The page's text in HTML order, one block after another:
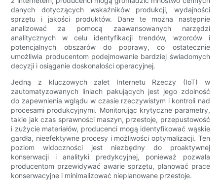
danych dotyczących wskaźników produkcji, wydajności
sprzętu i jakości produktów. Dane te można następnie
analizować za pomocą zaawansowanych narzędzi
analitycznych w celu identyfikacji trendów, wzorców i
potencjalnych obszarów do poprawy, co ostatecznie
umożliwia producentom podejmowanie bardziej świadomych
decyzji i osiąganie doskonałości operacyjnej.
Jedną z kluczowych zalet Internetu Rzeczy (IoT) w
zautomatyzowanych liniach pakujących jest jego zdolność
do zapewnienia wglądu w czasie rzeczywistym i kontroli nad
procesami produkcyjnymi. Monitorując krytyczne parametry,
takie jak czas sprawności maszyn, przestoje, przepustowość
i zużycie materiałów, producenci mogą identyfikować wąskie
gardła, nieefektywne procesy i możliwości optymalizacji. Ten
poziom widoczności jest niezbędny do proaktywnej
konserwacji i analityki predykcyjnej, ponieważ pozwala
producentom przewidywać awarie sprzętu, planować prace
konserwacyjne i minimalizować nieplanowane przestoje.